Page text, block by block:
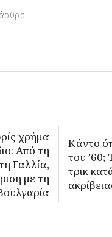
χρήμα
Από τη
Γαλλία,
με τη
Κάντο
του ’60;
τρικ